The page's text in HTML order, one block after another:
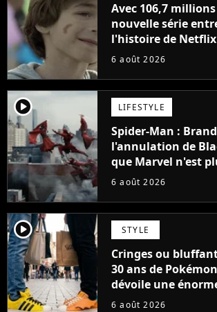
Avec 106,7
nouvelle série
l'histoire de Netflix
48 jours
6 août 2026
player2 LIFESTYLE
Spider-Man :
l'annulation de
que Marvel n'est
faire quoi que ce
6 août 2026
player2 STYLE
Cringes ou
30 ans de
dévoile une
sneakers et je ne
6 août 2026